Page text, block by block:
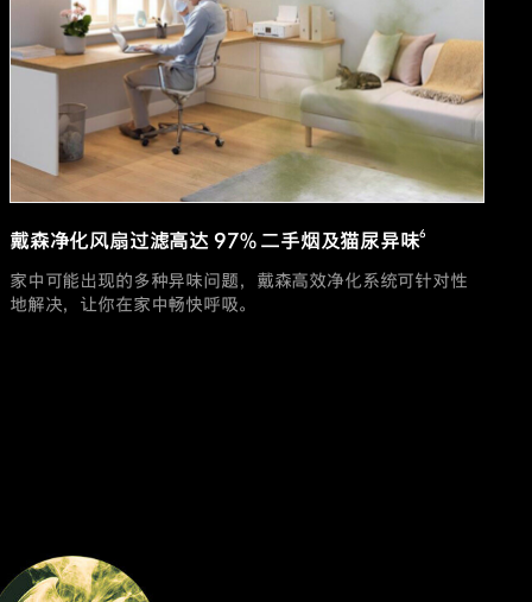
戴森净化风扇过滤高达 97% 二手烟及猫尿异味6
家中可能出现的多种异味问题，戴森高效净化系统可针对性
地解决，让你在家中畅快呼吸。